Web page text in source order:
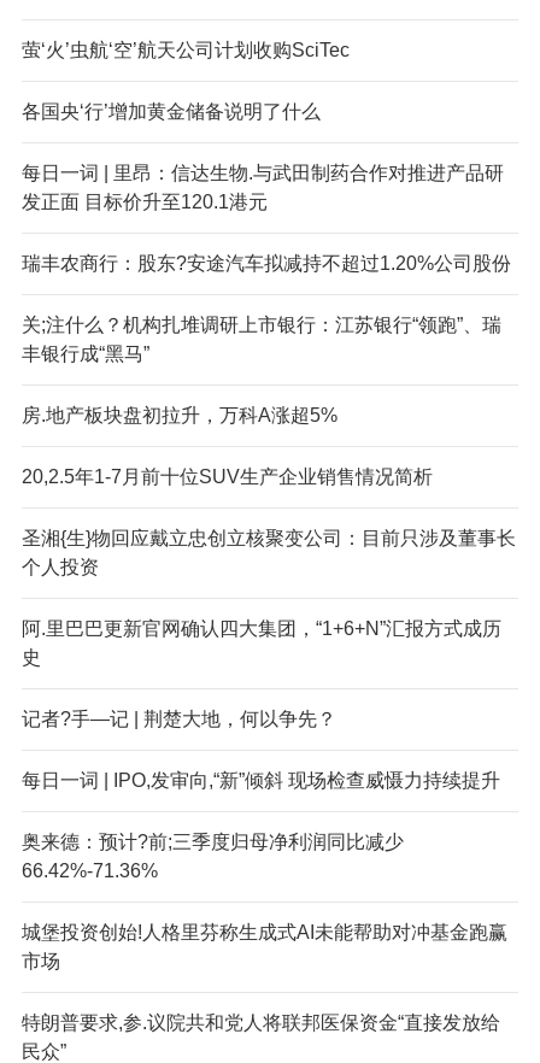
萤‘火’虫航‘空’航天公司计划收购SciTec
各国央‘行’增加黄金储备说明了什么
每日一词 | 里昂：信达生物.与武田制药合作对推进产品研
发正面 目标价升至120.1港元
瑞丰农商行：股东?安途汽车拟减持不超过1.20%公司股份
关;注什么？机构扎堆调研上市银行：江苏银行“领跑”、瑞
丰银行成“黑马”
房.地产板块盘初拉升，万科A涨超5%
20,2.5年1-7月前十位SUV生产企业销售情况简析
圣湘{生}物回应戴立忠创立核聚变公司：目前只涉及董事长
个人投资
阿.里巴巴更新官网确认四大集团，“1+6+N”汇报方式成历
史
记者?手—记 | 荆楚大地，何以争先？
每日一词 | IPO,发审向,“新”倾斜 现场检查威慑力持续提升
奥来德：预计?前;三季度归母净利润同比减少
66.42%-71.36%
城堡投资创始!人格里芬称生成式AI未能帮助对冲基金跑赢
市场
特朗普要求,参.议院共和党人将联邦医保资金“直接发放给
民众”